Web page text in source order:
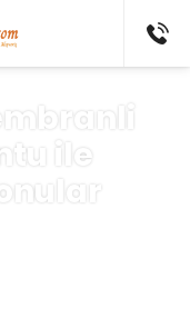
802 52
ile